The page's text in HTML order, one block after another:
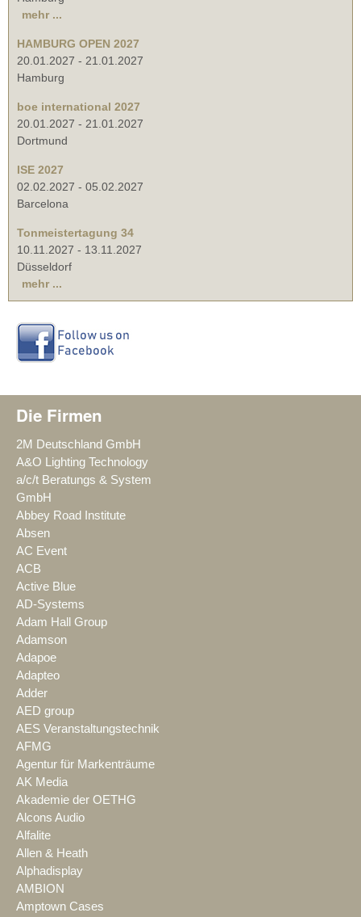
mehr ...
HAMBURG OPEN 2027
20.01.2027 - 21.01.2027
Hamburg
boe international 2027
20.01.2027 - 21.01.2027
Dortmund
ISE 2027
02.02.2027 - 05.02.2027
Barcelona
Tonmeistertagung 34
10.11.2027 - 13.11.2027
Düsseldorf
mehr ...
Die Firmen
2M Deutschland GmbH
A&O Lighting Technology
a/c/t Beratungs & System
GmbH
Abbey Road Institute
Absen
AC Event
ACB
Active Blue
AD-Systems
Adam Hall Group
Adamson
Adapoe
Adapteo
Adder
AED group
AES Veranstaltungstechnik
AFMG
Agentur für Markenträume
AK Media
Akademie der OETHG
Alcons Audio
Alfalite
Allen & Heath
Alphadisplay
AMBION
Amptown Cases